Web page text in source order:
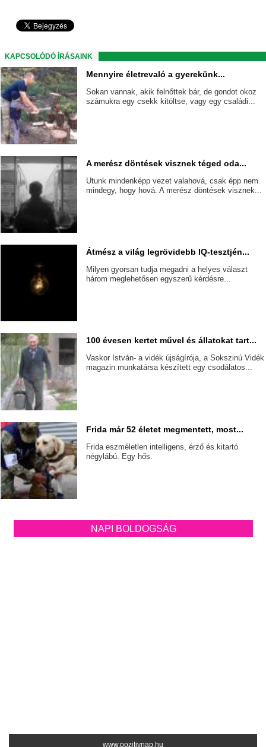
KAPCSOLÓDÓ ÍRÁSAINK
Mennyire életrevaló a gyerekünk...
Sokan vannak, akik felnőttek bár, de gondot okoz
számukra egy csekk kitöltse, vagy egy családi...
A merész döntések visznek téged oda...
Utunk mindenképp vezet valahová, csak épp nem
mindegy, hogy hová. A merész döntések visznek...
Átmész a világ legrövidebb IQ-tesztjén...
Milyen gyorsan tudja megadni a helyes választ
három meglehetősen egyszerű kérdésre...
100 évesen kertet művel és állatokat tart...
Vaskor István- a vidék újságírója, a Sokszinú Vidék
magazin munkatársa készített egy csodálatos...
Frida már 52 életet megmentett, most...
Frida eszméletlen intelligens, érző és kitartó
négylábú. Egy hős.
NAPI BOLDOGSÁG
www.pozitivnap.hu